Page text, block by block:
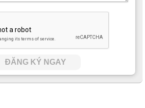
ĐĂNG KÝ NGAY